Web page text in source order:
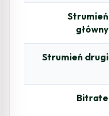
Strumień
główny
Strumień drugi
Bitrate